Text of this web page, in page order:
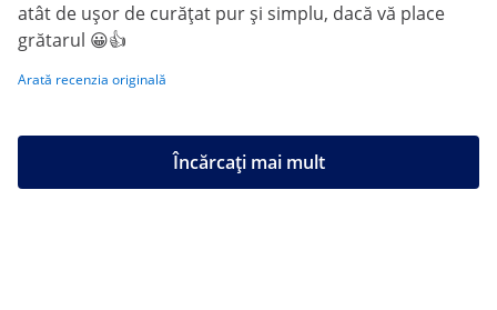
atât de ușor de curățat pur și simplu, dacă vă place
grătarul 😀👍
Arată recenzia originală
Încărcați mai mult